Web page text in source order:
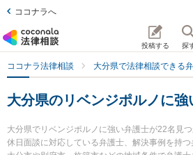
ココナラへ
投稿する 探
ココナラ法律相談 大分県で法律相談できる
大分県のリベンジポルノに強
大分県でリベンジポルノに強い弁護士が22名見
休日面談に対応している弁護士、解決事例を持